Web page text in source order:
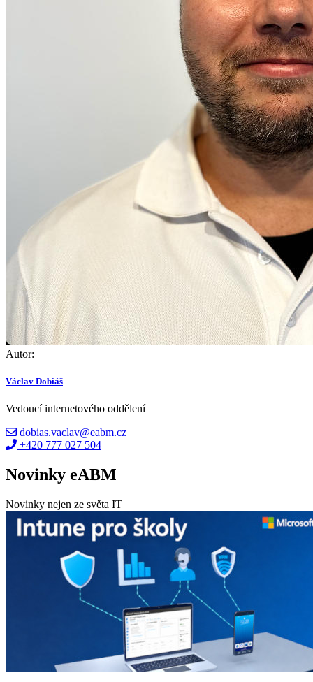
Autor:
Václav Dobiáš
Vedoucí internetového oddělení
dobias.vaclav@eabm.cz
+420 777 027 504
Novinky eABM
Novinky nejen ze světa IT